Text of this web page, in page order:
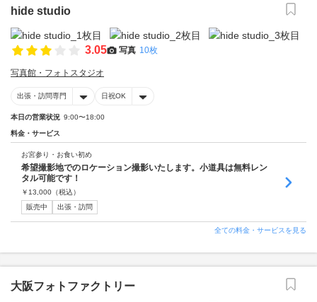
hide studio
3.05 写真 10枚
写真館・フォトスタジオ
出張・訪問専門 日祝OK
本日の営業状況 9:00〜18:00
料金・サービス
お宮参り・お食い初め
希望撮影地でのロケーション撮影いたします。小道具は無料レン
タル可能です！
￥ 13,000 （税込）
販売中
出張・訪問
全ての料金・サービスを見る
大阪フォトファクトリー